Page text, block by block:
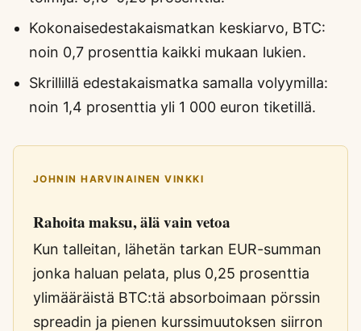
Kokonaisedestakaismatkan keskiarvo, BTC:
noin 0,7 prosenttia kaikki mukaan lukien.
Skrillillä edestakaismatka samalla volyymilla:
noin 1,4 prosenttia yli 1 000 euron tiketillä.
JOHNIN HARVINAINEN VINKKI
Rahoita maksu, älä vain vetoa
Kun talleitan, lähetän tarkan EUR-summan
jonka haluan pelata, plus 0,25 prosenttia
ylimääräistä BTC:tä absorboimaan pörssin
spreadin ja pienen kurssimuutoksen siirron